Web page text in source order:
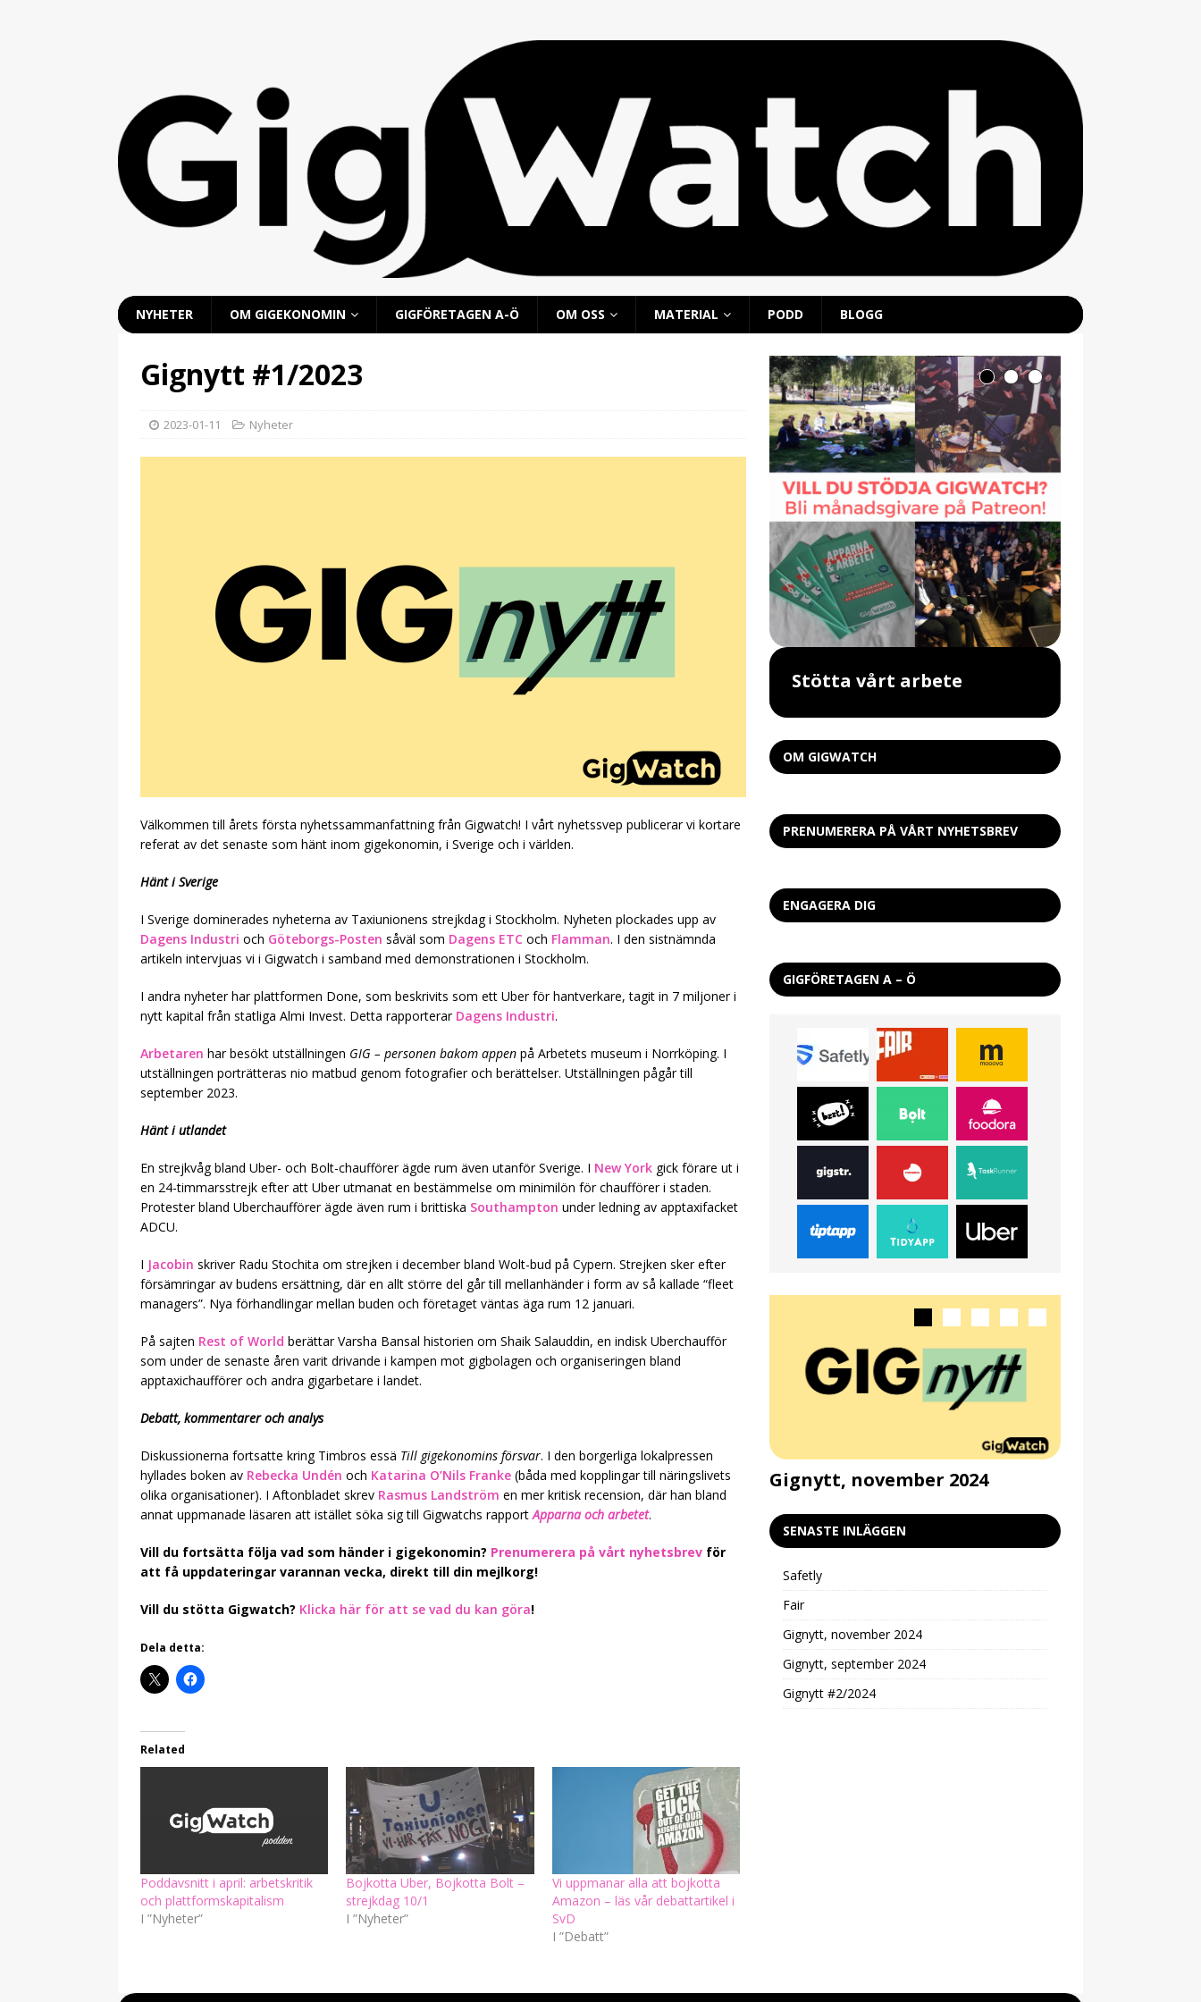
NYHETER OM GIGEKONOMIN GIGFÖRETAGEN A-Ö OM OSS MATERIAL PODD BLOGG
Gignytt #1/2023
2023-01-11 Nyheter
Välkommen till årets första nyhetssammanfattning från Gigwatch! I vårt nyhetssvep publicerar vi kortare
referat av det senaste som hänt inom gigekonomin, i Sverige och i världen.
Hänt i Sverige
I Sverige dominerades nyheterna av Taxiunionens strejkdag i Stockholm. Nyheten plockades upp av
Dagens Industri och Göteborgs-Posten såväl som Dagens ETC och Flamman. I den sistnämnda
artikeln intervjuas vi i Gigwatch i samband med demonstrationen i Stockholm.
I andra nyheter har plattformen Done, som beskrivits som ett Uber för hantverkare, tagit in 7 miljoner i
nytt kapital från statliga Almi Invest. Detta rapporterar Dagens Industri.
Arbetaren har besökt utställningen GIG – personen bakom appen på Arbetets museum i Norrköping. I
utställningen porträtteras nio matbud genom fotografier och berättelser. Utställningen pågår till
september 2023.
Hänt i utlandet
En strejkvåg bland Uber- och Bolt-chaufförer ägde rum även utanför Sverige. I New York gick förare ut i
en 24-timmarsstrejk efter att Uber utmanat en bestämmelse om minimilön för chaufförer i staden.
Protester bland Uberchaufförer ägde även rum i brittiska Southampton under ledning av apptaxifacket
ADCU.
I Jacobin skriver Radu Stochita om strejken i december bland Wolt-bud på Cypern. Strejken sker efter
försämringar av budens ersättning, där en allt större del går till mellanhänder i form av så kallade “fleet
managers”. Nya förhandlingar mellan buden och företaget väntas äga rum 12 januari.
På sajten Rest of World berättar Varsha Bansal historien om Shaik Salauddin, en indisk Uberchaufför
som under de senaste åren varit drivande i kampen mot gigbolagen och organiseringen bland
apptaxichaufförer och andra gigarbetare i landet.
Debatt, kommentarer och analys
Diskussionerna fortsatte kring Timbros essä Till gigekonomins försvar. I den borgerliga lokalpressen
hyllades boken av Rebecka Undén och Katarina O’Nils Franke (båda med kopplingar till näringslivets
olika organisationer). I Aftonbladet skrev Rasmus Landström en mer kritisk recension, där han bland
annat uppmanade läsaren att istället söka sig till Gigwatchs rapportApparna och arbetet.
Vill du fortsätta följa vad som händer i gigekonomin? Prenumerera på vårt nyhetsbrev för
att få uppdateringar varannan vecka, direkt till din mejlkorg!
Vill du stötta Gigwatch? Klicka här för att se vad du kan göra!
Dela detta:
Related
Poddavsnitt i april: arbetskritik
och plattformskapitalism
I ”Nyheter”
Bojkotta Uber, Bojkotta Bolt –
strejkdag 10/1
I ”Nyheter”
Vi uppmanar alla att bojkotta
Amazon – läs vår debattartikel i
SvD
I ”Debatt”
Boka föreläsning Stötta vårt arbete
OM GIGWATCH
PRENUMERERA PÅ VÅRT NYHETSBREV
ENGAGERA DIG
GIGFÖRETAGEN A – Ö
Gigekonomin och klimatet –
Livepodd och stödkväll 24/2
Gignytt, november 2024
SENASTE INLÄGGEN
Safetly
Fair
Gignytt, november 2024
Gignytt, september 2024
Gignytt #2/2024